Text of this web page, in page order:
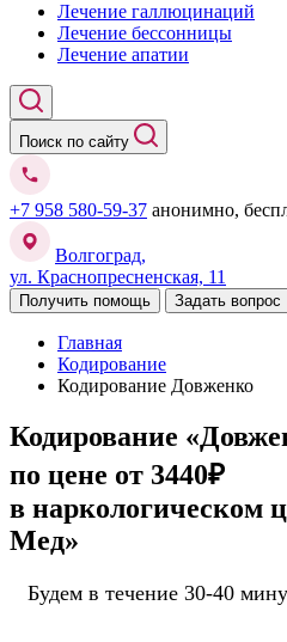
Лечение галлюцинаций
Лечение бессонницы
Лечение апатии
Поиск по сайту
+7 958 580-59-37 анонимно,
Волгоград,
ул. Краснопресненская, 11
Получить помощь Задать вопрос
Главная
Кодирование
Кодирование Довженко
Кодирование
по цене от 3440₽
в наркологическом
Мед»
Будем в течение 30-40